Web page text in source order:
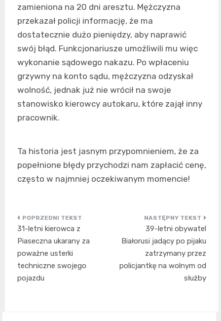
zamieniona na 20 dni aresztu. Mężczyzna
przekazał policji informację, że ma
dostatecznie dużo pieniędzy, aby naprawić
swój błąd. Funkcjonariusze umożliwili mu więc
wykonanie sądowego nakazu. Po wpłaceniu
grzywny na konto sądu, mężczyzna odzyskał
wolność, jednak już nie wrócił na swoje
stanowisko kierowcy autokaru, które zajął inny
pracownik.
Ta historia jest jasnym przypomnieniem, że za
popełnione błędy przychodzi nam zapłacić cenę,
często w najmniej oczekiwanym momencie!
Nawigacja
wpisu
31-letni kierowca z
Piaseczna ukarany za
poważne usterki
techniczne swojego
pojazdu
39-letni obywatel
Białorusi jadący po pijaku
zatrzymany przez
policjantkę na wolnym od
służby